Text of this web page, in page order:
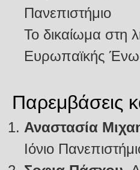
Πανεπιστήμιο
Το δικαίωμα στη
Ευρωπαϊκής
Παρεμβάσεις
Αναστασία
Ιόνιο